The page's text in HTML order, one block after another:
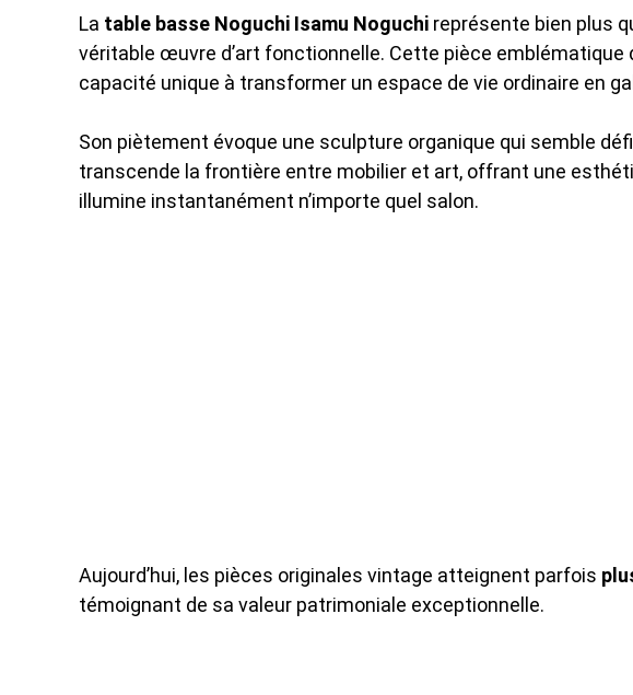
La table basse Noguchi Isamu Noguchi représente bien plus
véritable œuvre d’art fonctionnelle. Cette pièce emblématique
capacité unique à transformer un espace de vie ordinaire en
Son piètement évoque une sculpture organique qui semble
transcende la frontière entre mobilier et art, offrant une
illumine instantanément n’importe quel salon.
Aujourd’hui, les pièces originales vintage atteignent parfois
témoignant de sa valeur patrimoniale exceptionnelle.